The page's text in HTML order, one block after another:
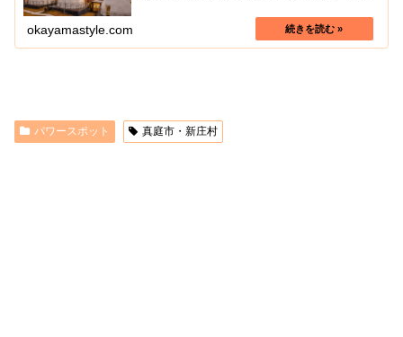
okayamastyle.com
パワースポット 真庭市・新庄村